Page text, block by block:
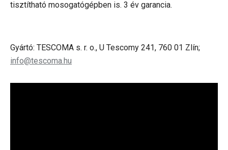
tisztítható mosogatógépben is. 3 év garancia.
Gyártó: TESCOMA s. r. o., U Tescomy 241, 760 01 Zlín;
info@tescoma.hu